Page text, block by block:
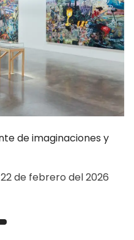
de imaginaciones y
de febrero del 2026